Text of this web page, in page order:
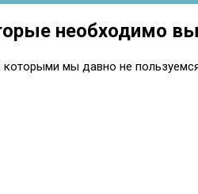
необходимо
мы давно не